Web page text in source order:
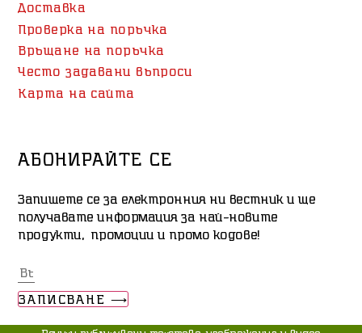
Доставка
Проверка на поръчка
Връщане на поръчка
Често задавани въпроси
Карта на сайта
АБОНИРАЙТЕ СЕ
Запишете се за електронния ни вестник и ще
получавате информация за най-новите
продукти, промоции и промо кодове!
ЗАПИСВАНЕ ⟶